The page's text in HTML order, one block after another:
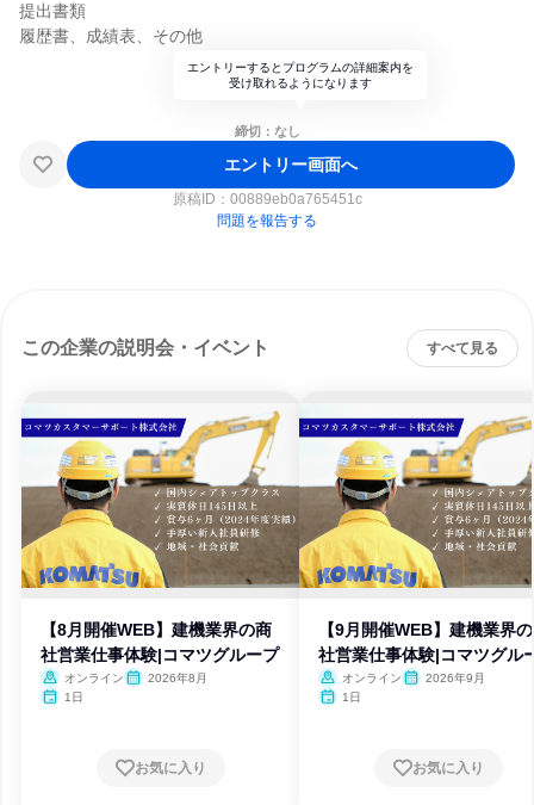
提出書類
履歴書、成績表、その他
エントリーするとプログラムの詳細案内を
受け取れるようになります
締切：なし
エントリー画面へ
原稿ID： 00889eb0a765451c
問題を報告する
この企業の説明会・イベント すべて見る
【8月開催WEB】建機業界の商
社営業仕事体験|コマツグループ
オンライン
2026年8月
1日
お気に入り
【9月開催WEB】建機業界
社営業仕事体験|コマツグル
オンライン
2026年9月
1日
お気に入り